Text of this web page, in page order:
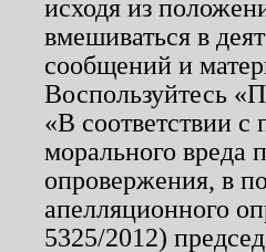
исходя из
вмешиваться в
сообщений и
Воспользуйтесь
«В соответствии
морального вреда
опровержения, в
апелляционного
5325/2012)